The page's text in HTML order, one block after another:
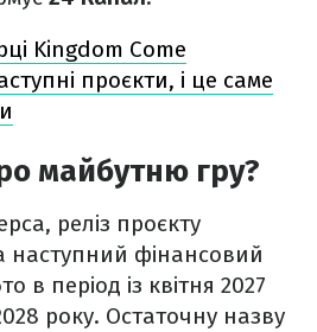
Kingdom Come
проєкти, і це саме
майбутню гру?
реліз проєкту
фінансовий
в період із квітня 2027
року. Остаточну назву